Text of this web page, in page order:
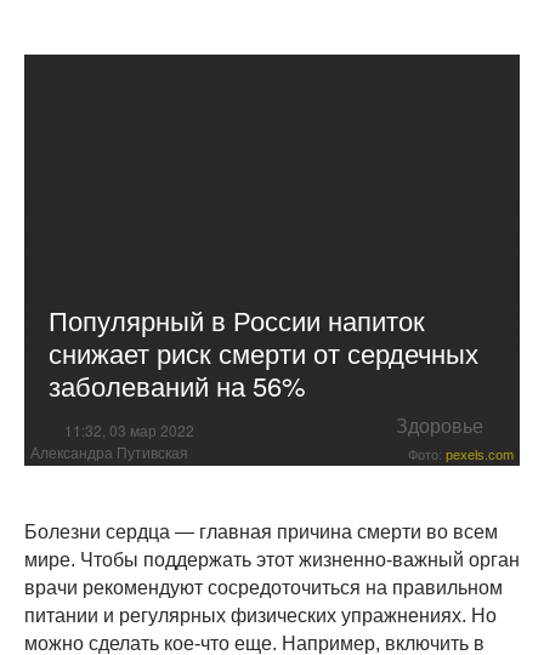
Популярный в России напиток
снижает риск смерти от сердечных
заболеваний на 56%
11:32, 03 мар 2022 Здоровье
Александра Путивская Фото: pexels.com
Болезни сердца — главная причина смерти во всем
мире. Чтобы поддержать этот жизненно-важный орган
врачи рекомендуют сосредоточиться на правильном
питании и регулярных физических упражнениях. Но
можно сделать кое-что еще. Например, включить в